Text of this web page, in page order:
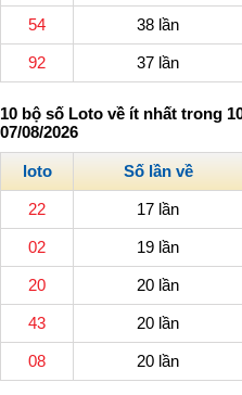
54 38 lần
92 37 lần
10 bộ số Loto về ít nhất trong
07/08/2026
loto Số lần về
22 17 lần
02 19 lần
20 20 lần
43 20 lần
08 20 lần